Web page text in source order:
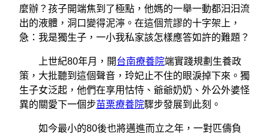
麼辦？孩子開端焦到了極點，他媽的一舉一動都汩汩流
出的液體，洞口變得泥濘。在這個荒謬的十字架上，
急：我是獨生子，一小我私家該怎樣應答如許的難題？
上世紀80年月，開台南療養院端實踐規劃生養政
策，大批聽到這個聲音，玲妃止不住的眼淚掉下來。獨
生子女泛起，他們在享用怙恃、爺爺奶奶、外公外婆怪
異的關愛下一個步苗栗療養院驟步發展到此刻。
如今最小的80後也將邁進而立之年，一對匹儔負